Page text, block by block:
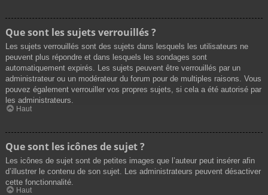
Que sont les sujets verrouillés ?
Les sujets verrouillés sont des sujets dans lesquels les utilisateurs ne
peuvent plus répondre et dans lesquels les sondages sont
automatiquement expirés. Les sujets peuvent être verrouillés par un
administrateur ou un modérateur du forum pour de multiples raisons. Vous
pouvez également verrouiller vos propres sujets, si cela a été autorisé par
les administrateurs.
Haut
Que sont les icônes de sujet ?
Les icônes de sujet sont de petites images que l’auteur peut insérer afin
d’illustrer le contenu de son sujet. Les administrateurs peuvent désactiver
cette fonctionnalité.
Haut